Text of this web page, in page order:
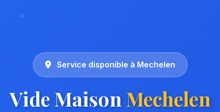
Service disponible à Mechelen
Vide MaisonMechelen